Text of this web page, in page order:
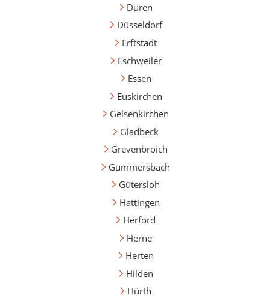
Düren
Düsseldorf
Erftstadt
Eschweiler
Essen
Euskirchen
Gelsenkirchen
Gladbeck
Grevenbroich
Gummersbach
Gütersloh
Hattingen
Herford
Herne
Herten
Hilden
Hürth